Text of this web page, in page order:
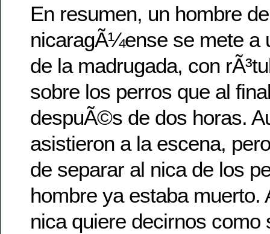
En resumen, un hombre
nicaragÃ¼ense se mete a
de la madrugada, con
sobre los perros que al
despuÃ©s de dos horas.
asistieron a la escena,
de separar al nica de los
hombre ya estaba muerto.
nica quiere decirnos como